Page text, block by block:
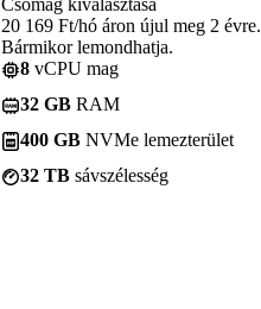
20 169 Ft/hó áron újul meg 2 évre.
Bármikor lemondhatja.
8 vCPU mag
32 GB RAM
400 GB NVMe lemezterület
32 TB sávszélesség